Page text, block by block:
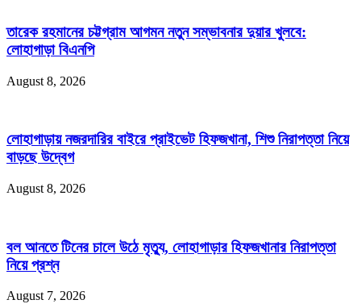
তারেক রহমানের চট্টগ্রাম আগমন নতুন সম্ভাবনার দুয়ার খুলবে:
লোহাগাড়া বিএনপি
August 8, 2026
লোহাগাড়ায় নজরদারির বাইরে প্রাইভেট হিফজখানা, শিশু নিরাপত্তা নিয়ে
বাড়ছে উদ্বেগ
August 8, 2026
বল আনতে টিনের চালে উঠে মৃত্যু, লোহাগাড়ার হিফজখানার নিরাপত্তা
নিয়ে প্রশ্ন
August 7, 2026